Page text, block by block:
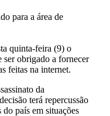
para a área de
quinta-feira (9) o
ser obrigado a fornecer
feitas na internet.
da
terá repercussão
país em situações